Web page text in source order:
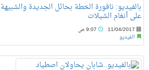
بالفيديو: نافورة الخطة بحائل الجديدة
على أنغام الشيلات
11/04/2017
الفيديو